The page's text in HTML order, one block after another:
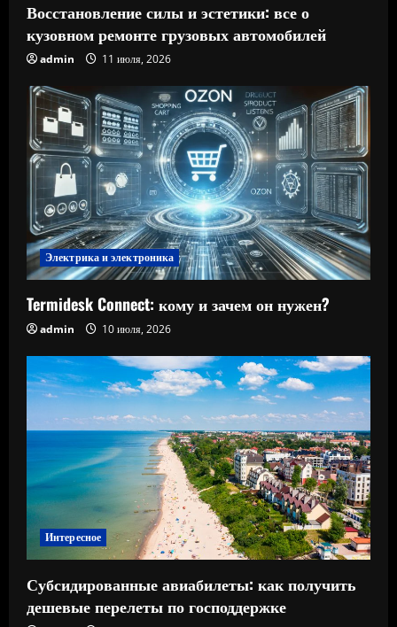
Восстановление силы и эстетики: все о
кузовном ремонте грузовых автомобилей
admin 11 июля, 2026
Электрика и электроника
Termidesk Connect: кому и зачем он нужен?
admin 10 июля, 2026
Интересное
Субсидированные авиабилеты: как получить
дешевые перелеты по господдержке